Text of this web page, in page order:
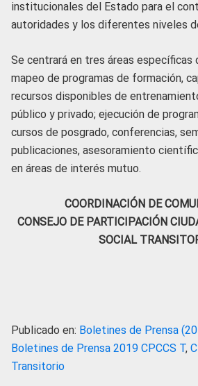
institucionales del Estado para el
autoridades y los diferentes niveles
Se centrará en tres áreas específicas
mapeo de programas de formación,
recursos disponibles de
público y privado; ejecución de
cursos de posgrado, conferencias,
publicaciones, asesoramiento
en áreas de interés mutuo.
COORDINACIÓN DE
CONSEJO DE PARTICIPACIÓN
SOCIAL
Publicado en: Boletines de Prensa
Boletines de Prensa 2019 CPCCS T,
Transitorio